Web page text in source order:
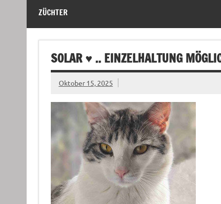
ZÜCHTER
SOLAR ♥ .. EINZELHALTUNG
Oktober 15, 2025